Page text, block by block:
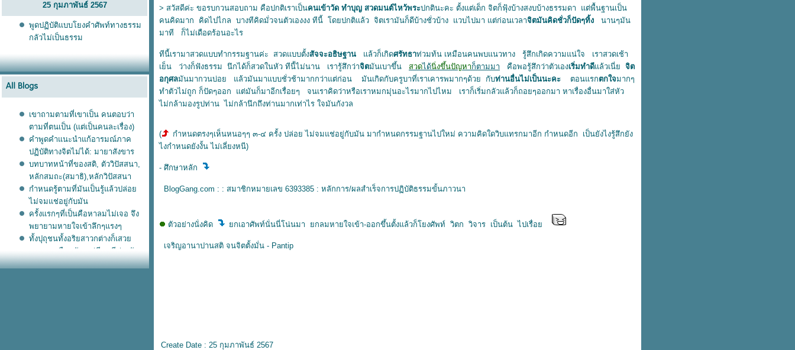
25 กุมภาพันธ์ 2567
พูดปฏิบัติแบบโยงคำศัพท์ทางธรรม
กลัวไม่เป็นธรรม
เขาถามตามที่เขาเป็น คนตอบว่า
ตามที่ตนเป็น (แต่เป็นคนละเรื่อง)
คำพูดคำแนะนำแก้อารมณ์ภาค
ปฏิบัติทางจิตไม่ได้: มายาสังขาร
บทบาทหน้าที่ของสติ, ตัววิปัสสนา,
หลักสมถะ(สมาธิ),หลักวิปัสสนา
กำหนดรู้ตามที่มันเป็นรู้แล้วปล่อ
ไม่จมแช่อยู่กับมัน
ครั้งแรกๆที่เป็นคือหาลมไม่เจอ​ จึง
พยายามหายใจเข้าลึกๆแรงๆ
ทั้งปุถุชนทั้งอริยสาวกต่างก็เสว
เวทนาเหมือนกัน แต่มีกรณีต่างกัน
ประสบการณ์ตรงเปลี่ยนความคิด
> สวัสดีค่ะ ขอรบกวนสอบถาม คือปกติเราเป็นคนเข้าวัด ทำบุญ สวดมนต์ไหว้พระปกตินะคะ ตั้งแต่เด็ก จิตก็ฟุ้งบ้างสงบบ้างธรรมดา แต่พื้นฐานเป็น
คนคิดมาก คิดไปไกล บางทีคิดมั่วจนตัวเองงง ทีนี้ โดยปกติแล้ว จิตเรามันก็ดีบ้างชั่วบ้าง แวบไปมา แต่ก่อนเวลาจิตมันคิดชั่วก็ปัดๆทิ้ง นานๆมัน
มาที ก็ไม่เดือดร้อนอะไร
ทีนี้เรามาสวดแบบทำกรรมฐานค่ะ สวดแบบตั้งสัจจะอธิษฐาน ล้วก็เกิดศรัทธาท่วมท้น เหมือนคนพบแนวทาง รู้สึกเกิดความแน่ใจ เราสวดเช้า
เย็น ว่างก็ฟังธรรม นึกได้ก็สวดในหัว ทีนี้ไม่นาน เรารู้สึกว่าจิตมันเบาขึ้น สวดได้นิ่งขึ้นปัญหาก็ตามมา คือพอรู้สึกว่าตัวเองเริ่มทำดีล้วเนี่ จิต
อกุศลมันมากวนบ่อย แล้วมันมาแบบชั่วช้ามากกว่าแต่ก่อน มันเกิดกับครูบาที่เราเคารพมากๆด้วย กับท่านอื่นไม่เป็นนะคะ ตอนแรกตกใจมากๆ
ทำตัวไม่ถูก ก็ปัดๆออก แต่มันก็มาอีกเรื่อยๆ จนเราคิดว่าหรือเราหมกมุ่นอะไรมากไปไหม เราก็เริ่มกลัวแล้วก็ถอยๆออกมา หาเรื่องอื่นมาใส่หัว
ไม่กล้ามองรูปท่าน ไม่กล้านึกถึงท่านมากเท่าไร ใจมันกังวล
(
กำหนดตรงๆเห็นหนอๆๆ ๓-๔ ครั้ง ปล่อย ไม่จมแช่อยู่กับมัน มากำหนดกรรมฐานไปใหม่ ความคิดใดวิบแทรกมาอีก กำหนดอีก เป็นยังไงรู้สึกยัง
ไงกำหนดยังงั้น ไม่เลี่ยงหนี)
- ศึกษาหลัก
BlogGang.com : : สมาชิกหมายเลข 6393385 : หลักการ/ผลสำเร็จการปฏิบัติธรรมขั้นภาวนา
ตัวอย่างนั่งคิด กเอาศัพท์นั่นนี่โน่นมา ยกลมหายใจเข้า-ออกขึ้นตั้งแล้วก็โยงศัพท์ วิตก วิจาร เป็นต้น ไปเรื่อ
เจริญอานาปานสติ จนจิตตั้งมั่น - Pantip
Create Date : 25 กุมภาพันธ์ 2567